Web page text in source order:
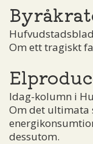
Om ett tragiskt
Idag-kolumn i
Om det ultimata
dessutom.